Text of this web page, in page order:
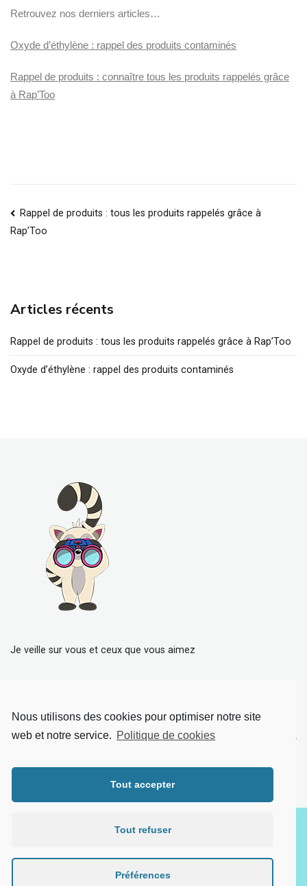
Retrouvez nos derniers articles…
Oxyde d’éthylène : rappel des produits contaminés
Rappel de produits : connaître tous les produits rappelés grâce
à Rap’Too
Rappel de produits : tous les produits rappelés grâce à
Rap’Too
Articles récents
Rappel de produits : tous les produits rappelés grâce à Rap’Too
Oxyde d’éthylène : rappel des produits contaminés
Je veille sur vous et ceux que vous aimez
Rappel de produits : tous les produits rappelés grâce à Rap’Too
Copyright © 2021 rap'too.fr
Nous utilisons des cookies pour optimiser notre site
web et notre service. Politique de cookies
Tout accepter
Tout refuser
Préférences